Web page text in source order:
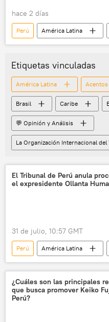
hace 2 días
Perú América Latina
accidente aéreo
Etiquetas vinculadas
América Latina Acentos
Brasil Caribe
💬 Opinión y Análisis
La Organización Internacional del
El Tribunal de Perú anula
el expresidente Ollanta
31 de julio, 10:57 GMT
Perú América Latina
Ollanta Humala
justicia
¿Cuáles son las principales
que busca promover Keiko
Perú?